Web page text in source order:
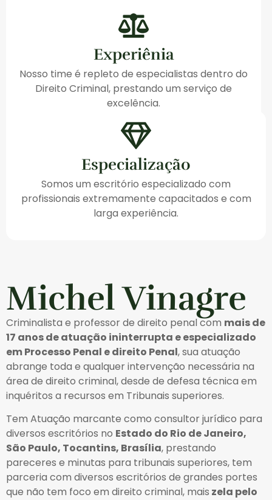
Experiênia
Nosso time é repleto de especialistas dentro do
Direito Criminal, prestando um serviço de
excelência.
Especialização
Somos um escritório especializado com
profissionais extremamente capacitados e com
larga experiência.
Michel Vinagre
Criminalista e professor de direito penal com mais de
17 anos de atuação ininterrupta e especializado
em Processo Penal e direito Penal, sua atuação
abrange toda e qualquer intervenção necessária na
área de direito criminal, desde de defesa técnica em
inquéritos a recursos em Tribunais superiores.
Tem Atuação marcante como consultor jurídico para
diversos escritórios no Estado do Rio de Janeiro,
São Paulo, Tocantins, Brasília, prestando
pareceres e minutas para tribunais superiores, tem
parceria com diversos escritórios de grandes portes
que não tem foco em direito criminal, mais zela pelo